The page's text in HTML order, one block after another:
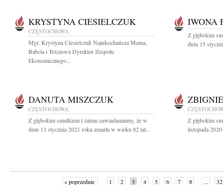
KRYSTYNA CIESIELCZUK
CZĘSTOCHOWA
Mgr. Krystyna Ciesielczuk Najukochańsza Mama,
Babcia i Teściowa Dyrektor Zespołu
Ekonomicznego...
IWONA
Z głębokim
dniu 15
DANUTA MISZCZUK
CZĘSTOCHOWA
Z głębokim smutkiem i żalem zawiadamiamy, że w
dniu 13 stycznia 2021 roku zmarła w wieku 82 lat...
Z głębokim
listopada
« poprzednie 1 2 3 4 5 6 7 8 ... 32